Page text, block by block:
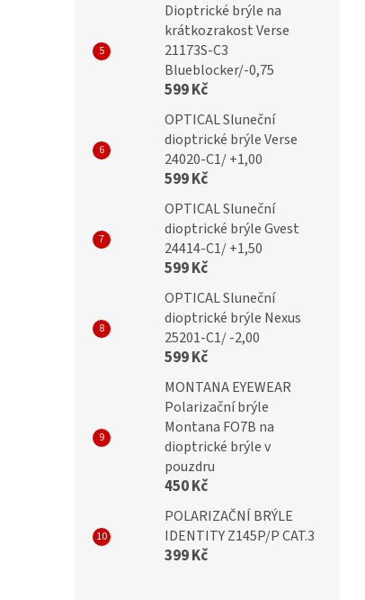
Dioptrické brýle na
krátkozrakost Verse
21173S-C3
Blueblocker/-0,75
599 Kč
OPTICAL Sluneční
dioptrické brýle Verse
24020-C1/ +1,00
599 Kč
OPTICAL Sluneční
dioptrické brýle Gvest
24414-C1/ +1,50
599 Kč
OPTICAL Sluneční
dioptrické brýle Nexus
25201-C1/ -2,00
599 Kč
MONTANA EYEWEAR
Polarizační brýle
Montana FO7B na
dioptrické brýle v
pouzdru
450 Kč
POLARIZAČNÍ BRÝLE
IDENTITY Z145P/P CAT.3
399 Kč